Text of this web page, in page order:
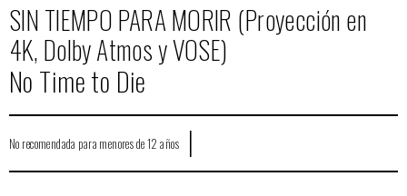
SIN TIEMPO PARA MORIR (Proyección en
4K, Dolby Atmos y VOSE)
No Time to Die
No recomendada para menores de 12 años |